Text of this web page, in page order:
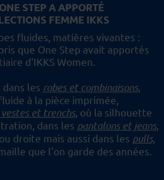
STEP A APPORTÉ
FEMME IKKS
fluides, matières vivantes :
que One Step avait apportés
d'IKKS Women.
les robes et combinaisons,
à la pièce imprimée,
et trenchs, où la silhouette
dans les pantalons et jeans,
droite mais aussi dans les pulls,
que l'on garde des années.